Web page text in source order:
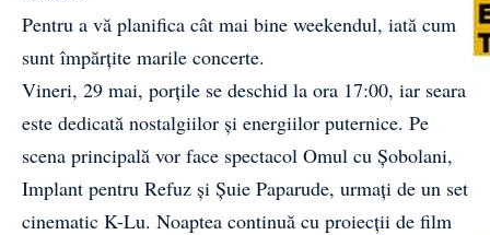
Pentru a vă planifica cât mai bine weekendul, iată cum
sunt împărțite marile concerte.
Vineri, 29 mai, porțile se deschid la ora 17:00, iar seara
este dedicată nostalgiilor și energiilor puternice. Pe
scena principală vor face spectacol Omul cu Șobolani,
Implant pentru Refuz și Șuie Paparude, urmați de un set
cinematic K-Lu. Noaptea continuă cu proiecții de film